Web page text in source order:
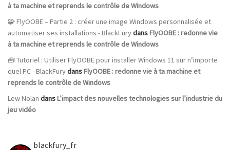
à ta machine et reprends le contrôle de Windows
🧩 FlyOOBE – Partie 2 : créer une image Windows personnalisée et
automatiser ses installations - BlackFurydansFlyOOBE : redonne vie
à ta machine et reprends le contrôle de Windows
🧰 Tutoriel : Utiliser FlyOOBE pour installer Windows 11 sur n’importe
quel PC - BlackFurydansFlyOOBE : redonne vie à ta machine et
reprends le contrôle de Windows
Lew Nolan dansL’impact des nouvelles technologies sur l’industrie du
jeu vidéo
blackfury_fr